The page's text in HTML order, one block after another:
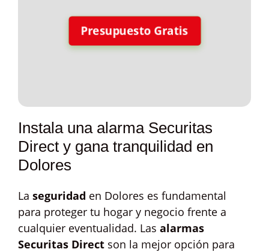
Presupuesto Gratis
Instala una alarma Securitas
Direct y gana tranquilidad en
Dolores
La seguridad en Dolores es fundamental
para proteger tu hogar y negocio frente a
cualquier eventualidad. Las alarmas
Securitas Direct son la mejor opción para